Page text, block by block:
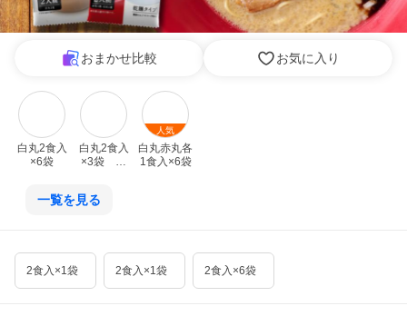
おまかせ比較 お気に入り
白丸2食入
×6袋
白丸2食入
×3袋　白
人気
白丸赤丸各
1食入×6袋
一覧を見る
2食入×1袋 2食入×1袋 2食入×6袋